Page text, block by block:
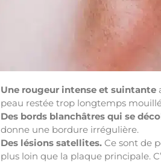
Une rougeur intense et suintante
peau restée trop longtemps
Des bords blanchâtres qui se
donne une bordure irrégulière.
Des lésions satellites. Ce sont de
plus loin que la plaque principale.